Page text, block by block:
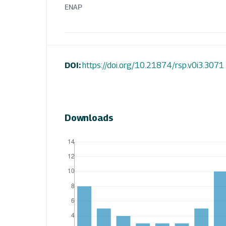
ENAP
DOI:https://doi.org/10.21874/rsp.v0i3.3071
Downloads